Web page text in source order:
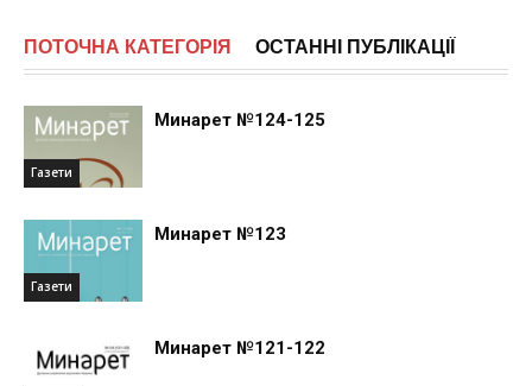
ПОТОЧНА КАТЕГОРІЯ ОСТАННІ ПУБЛІКАЦІЇ
Газети
Минарет №124-125
Газети
Минарет №123
Минарет №121-122